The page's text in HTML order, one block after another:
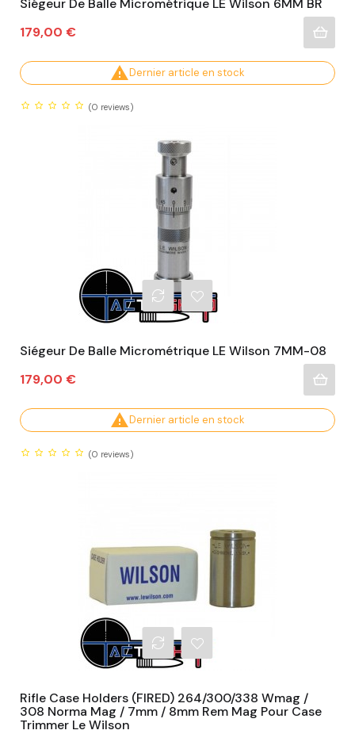
Siégeur De Balle Micrométrique LE Wilson 6MM BR
Prix
179,00 €
Dernier article en stock
(0 reviews)
Siégeur De Balle Micrométrique LE Wilson 7MM-08
Prix
179,00 €
Dernier article en stock
(0 reviews)
Rifle Case Holders (FIRED) 264/300/338 Wmag /
308 Norma Mag / 7mm / 8mm Rem Mag Pour Case
Trimmer Le Wilson